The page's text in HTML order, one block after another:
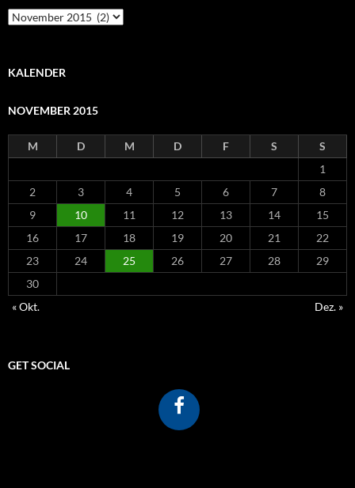
Archiv
KALENDER
NOVEMBER 2015
M D M D F S
S
1
2
3 4 5 6 7
8
9
10 11 12 13 14
15
16
17 18 19 20 21
22
23
24 25 26 27 28
29
30
« Okt.
Dez. »
GET SOCIAL